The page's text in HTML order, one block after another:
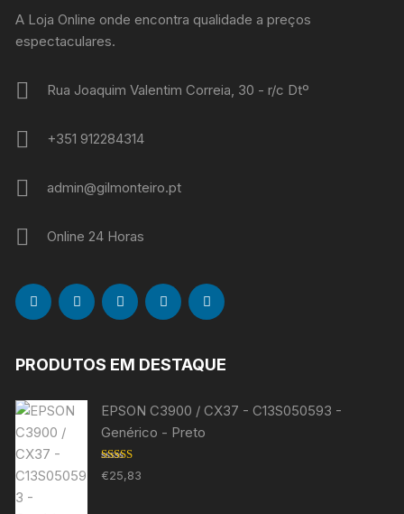
A Loja Online onde encontra qualidade a preços
espectaculares.
Rua Joaquim Valentim Correia, 30 - r/c Dtº
+351 912284314
admin@gilmonteiro.pt
Online 24 Horas
PRODUTOS EM DESTAQUE
EPSON C3900 / CX37 - C13S050593 -
Genérico - Preto
Avaliação
5.00de 5
€25,83